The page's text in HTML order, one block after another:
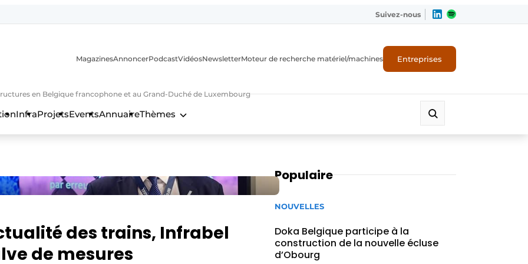
Suivez-nous
en Belgique francophone et au Grand-Duché de Luxembourg
MagazinesAnnoncerPodcastVidéosNewsletterMoteur de recherche matériel/machines Entreprises
InfraProjetsEventsAnnuaireThèmes
des trains, Infrabel
de mesures
Populaire
NOUVELLES
Doka Belgique participe à la
construction de la nouvelle écluse
d’Obourg